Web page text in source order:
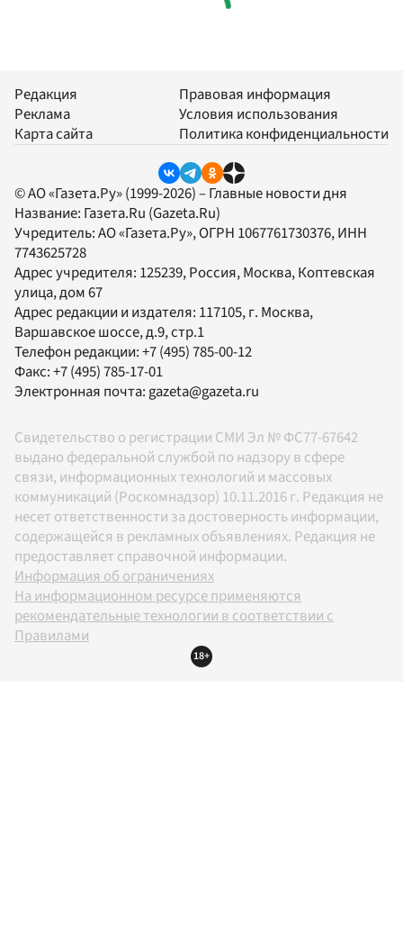
Редакция
Реклама
Карта сайта
Правовая информация
Условия использования
Политика конфиденциальности
© АО «Газета.Ру» (1999-2026) – Главные новости дня
Название: Газета.Ru (Gazeta.Ru)
Учредитель:АО «Газета.Ру», ОГРН 1067761730376, ИНН
7743625728
Адрес учредителя: 125239, Россия, Москва, Коптевская
улица, дом 67
Адрес редакции и издателя: 117105, г. Москва,
Варшавское шоссе, д.9, стр.1
Телефон редакции:+7 (495) 785-00-12
Факс:+7 (495) 785-17-01
Электронная почта:gazeta@gazeta.ru
Свидетельство о регистрации СМИ Эл № ФС77-67642
выдано федеральной службой по надзору в сфере
связи, информационных технологий и массовых
коммуникаций (Роскомнадзор) 10.11.2016 г. Редакция не
несет ответственности за достоверность информации,
содержащейся в рекламных объявлениях. Редакция не
предоставляет справочной информации.
Информация об ограничениях
На информационном ресурсе применяются
рекомендательные технологии в соответствии с
Правилами
18+